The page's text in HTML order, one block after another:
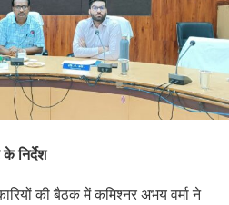
निर्देश
की बैठक में कमिश्नर अभय वर्मा ने